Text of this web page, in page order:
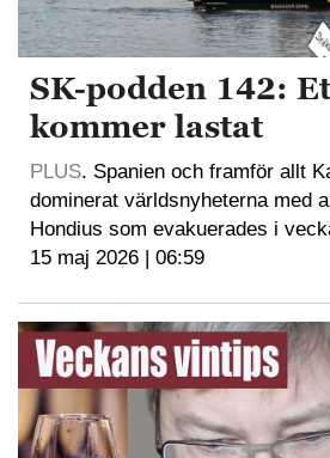
SK-podden 142:
kommer lastat
PLUS. Spanien och framför allt
dominerat världsnyheterna med
Hondius som evakuerades i
15 maj 2026 | 06:59